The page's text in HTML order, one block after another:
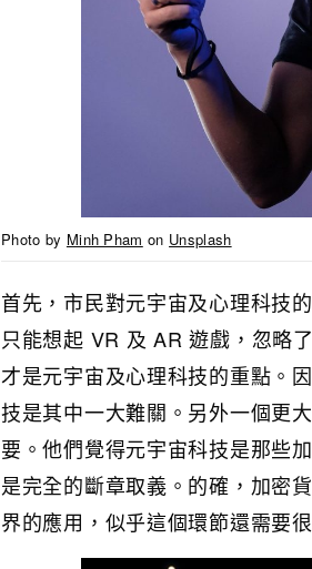
Photo by Minh Pham on Unsplash
首先，市民對元宇宙及心理科技
只能想起 VR 及 AR 遊戲，忽略
才是元宇宙及心理科技的重點。
技是其中一大難關。另外一個更
要。他們覺得元宇宙科技是那些
是完全的斷章取義。的確，加密
界的應用，似乎這個環節還需要